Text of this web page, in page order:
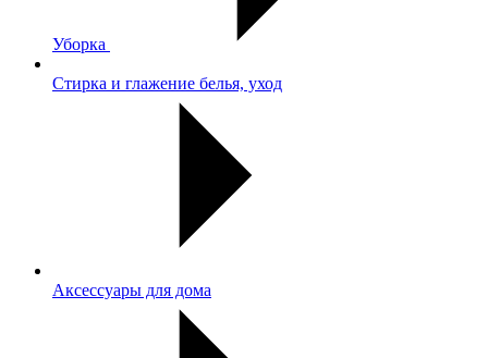
Уборка
Стирка и глажение белья, уход
Аксессуары для дома